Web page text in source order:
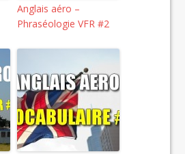
Anglais aéro –
Phraséologie VFR #2